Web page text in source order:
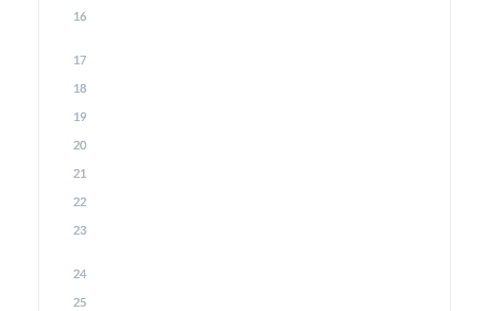
16
17
18
19
20
21
22
23
24
25